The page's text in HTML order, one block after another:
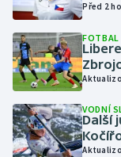
Jezdectví
Judo
Krasobruslení
Lezení
Před 2
FOTBAL
VODNÍ
Další